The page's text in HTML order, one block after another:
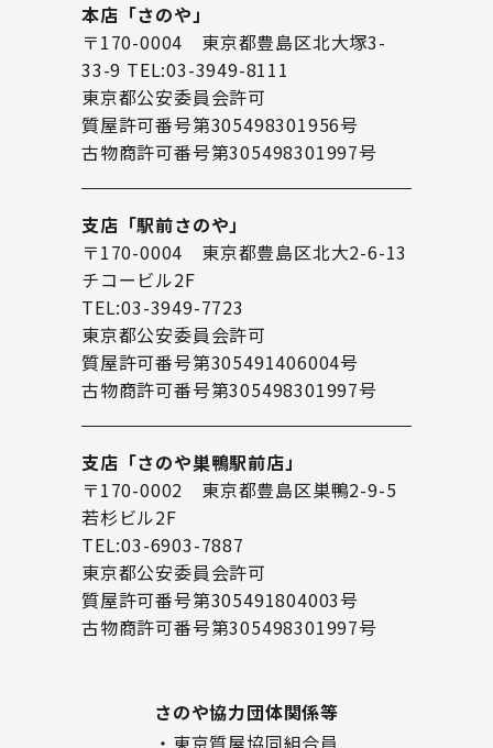
本店「さのや」
〒170-0004 東京都豊島区北大塚3-
33-9 TEL:03-3949-8111
東京都公安委員会許可
質屋許可番号第305498301956号
古物商許可番号第305498301997号
支店「駅前さのや」
〒170-0004 東京都豊島区北大2-6-13
チコービル2F
TEL:03-3949-7723
東京都公安委員会許可
質屋許可番号第305491406004号
古物商許可番号第305498301997号
支店「さのや巣鴨駅前店」
〒170-0002 東京都豊島区巣鴨2-9-5
若杉ビル2F
TEL:03-6903-7887
東京都公安委員会許可
質屋許可番号第305491804003号
古物商許可番号第305498301997号
さのや協力団体関係等
・東京質屋協同組合員